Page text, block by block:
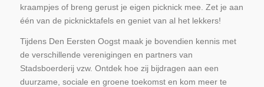
kraampjes of breng gerust je eigen picknick mee. Zet je aan
één van de picknicktafels en geniet van al het lekkers!
Tijdens Den Eersten Oogst maak je bovendien kennis met
de verschillende verenigingen en partners van
Stadsboerderij vzw. Ontdek hoe zij bijdragen aan een
duurzame, sociale en groene toekomst en kom meer te